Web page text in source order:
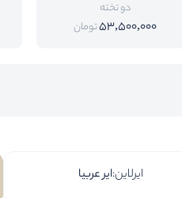
دو تخته
53,500,000تومان
ایرلاین:ایر عربیا